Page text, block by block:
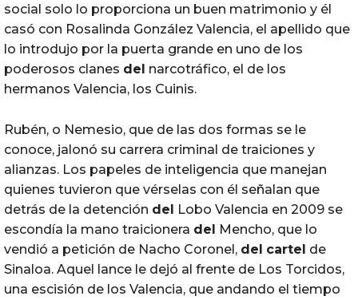
social solo lo proporciona un buen matrimonio y él
casó con Rosalinda González Valencia, el apellido que
lo introdujo por la puerta grande en uno de los
poderosos clanes del narcotráfico, el de los
hermanos Valencia, los Cuinis.
Rubén, o Nemesio, que de las dos formas se le
conoce, jalonó su carrera criminal de traiciones y
alianzas. Los papeles de inteligencia que manejan
quienes tuvieron que vérselas con él señalan que
detrás de la detención del Lobo Valencia en 2009 se
escondía la mano traicionera del Mencho, que lo
vendió a petición de Nacho Coronel, del cartel de
Sinaloa. Aquel lance le dejó al frente de Los Torcidos,
una escisión de los Valencia, que andando el tiempo